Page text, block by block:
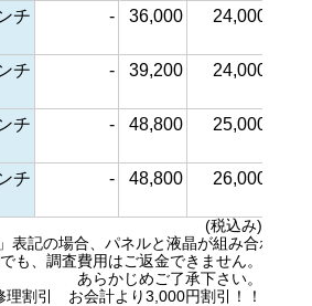
チ
- 36,000 24,000
チ
- 39,200 24,000
チ
- 48,800 25,000
チ
- 48,800 26,000
(税込み)
表記の場合、パネルと液晶が組み合わさ
も、調査費用はご返金できません。
あらかじめご了承下さい。
理割引 お会計より3,000円割引！！ 液晶